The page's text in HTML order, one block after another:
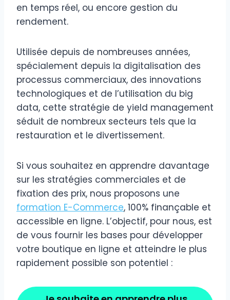
en temps réel, ou encore gestion du
rendement.
Utilisée depuis de nombreuses années,
spécialement depuis la digitalisation des
processus commerciaux, des innovations
technologiques et de l’utilisation du big
data, cette stratégie de yield management
séduit de nombreux secteurs tels que la
restauration et le divertissement.
Si vous souhaitez en apprendre davantage
sur les stratégies commerciales et de
fixation des prix, nous proposons une
formation E-Commerce, 100% finançable et
accessible en ligne. L’objectif, pour nous, est
de vous fournir les bases pour développer
votre boutique en ligne et atteindre le plus
rapidement possible son potentiel :